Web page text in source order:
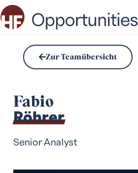
Zur Teamübersicht
Fabio
Röhrer
Senior Analyst